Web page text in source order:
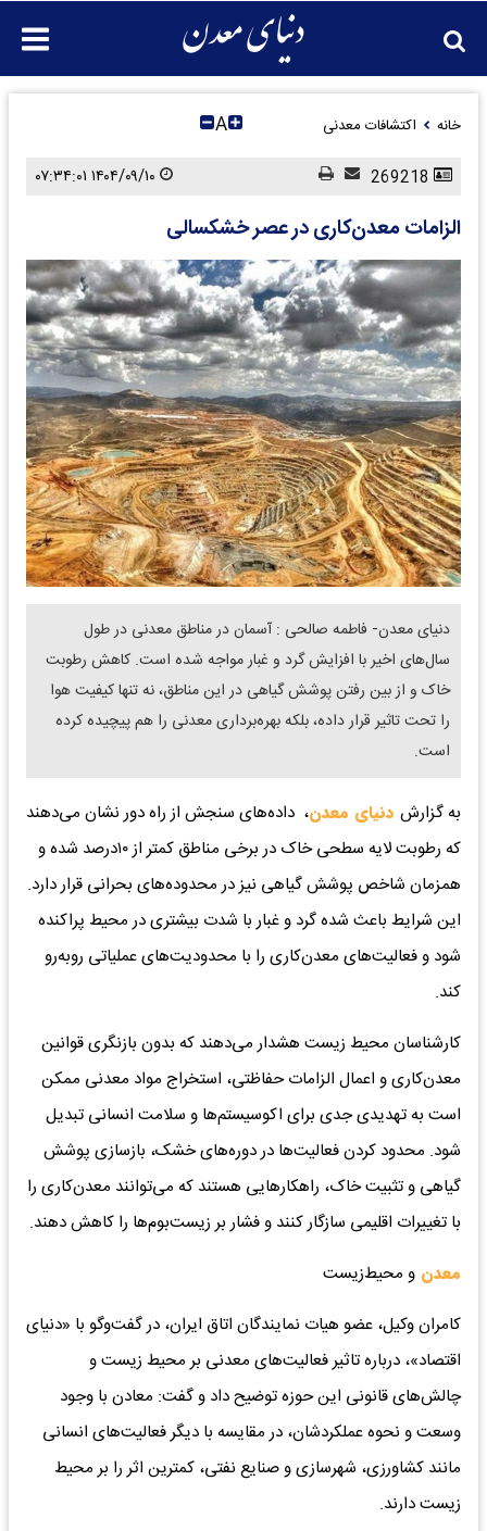
خانه اکتشافات معدنی A
الزامات معدن‌کاری در عصر خشکسالی
دنیای معدن- فاطمه صالحی : آسمان در مناطق معدنی در طول
سال‌های اخیر با افزایش گرد و غبار مواجه شده است. کاهش رطوبت
خاک و از بین رفتن پوشش گیاهی در این مناطق، نه تنها کیفیت هوا
را تحت تاثیر قرار داده، بلکه بهره‌برداری معدنی را هم پیچیده کرده
است.
به گزارش دنیای معدن، داده‌های سنجش از راه دور نشان می‌دهند
که رطوبت لایه سطحی خاک در برخی مناطق کمتر از ۱۰درصد شده و
همزمان شاخص پوشش گیاهی نیز در محدوده‌های بحرانی قرار دارد.
این شرایط باعث شده گرد و غبار با شدت بیشتری در محیط پراکنده
شود و فعالیت‌های معدن‌کاری را با محدودیت‌های عملیاتی روبه‌رو
کند.
کارشناسان محیط زیست هشدار می‌دهند که بدون بازنگری قوانین
معدن‌کاری و اعمال الزامات حفاظتی، استخراج مواد معدنی ممکن
است به تهدیدی جدی برای اکوسیستم‌ها و سلامت انسانی تبدیل
شود. محدود کردن فعالیت‌ها در دوره‌های خشک، بازسازی پوشش
گیاهی و تثبیت خاک، راهکارهایی هستند که می‌توانند معدن‌کاری را
با تغییرات اقلیمی سازگار کنند و فشار بر زیست‌بوم‌ها را کاهش دهند.
معدن و محیط‌زیست
کامران وکیل، عضو هیات نمایندگان اتاق ایران، در گفت‌وگو با «دنیای
اقتصاد»، درباره تاثیر فعالیت‌های معدنی بر محیط زیست و
چالش‌های قانونی این حوزه توضیح داد و گفت: معادن با وجود
وسعت و نحوه عملکردشان، در مقایسه با دیگر فعالیت‌های انسانی
مانند کشاورزی، شهرسازی و صنایع نفتی، کمترین اثر را بر محیط
زیست دارند.